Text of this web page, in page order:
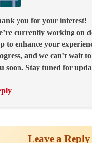
you for your interest!
currently working on
to enhance your
and we can’t wait
soon. Stay tuned for
Leave a Reply